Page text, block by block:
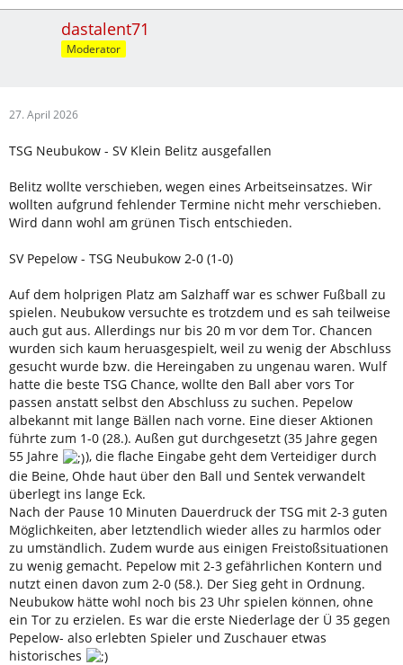
dastalent71
Moderator
27. April 2026
TSG Neubukow - SV Klein Belitz ausgefallen
Belitz wollte verschieben, wegen eines Arbeitseinsatzes. Wir
wollten aufgrund fehlender Termine nicht mehr verschieben.
Wird dann wohl am grünen Tisch entschieden.
SV Pepelow - TSG Neubukow 2-0 (1-0)
Auf dem holprigen Platz am Salzhaff war es schwer Fußball zu
spielen. Neubukow versuchte es trotzdem und es sah teilweise
auch gut aus. Allerdings nur bis 20 m vor dem Tor. Chancen
wurden sich kaum heruasgespielt, weil zu wenig der Abschluss
gesucht wurde bzw. die Hereingaben zu ungenau waren. Wulf
hatte die beste TSG Chance, wollte den Ball aber vors Tor
passen anstatt selbst den Abschluss zu suchen. Pepelow
albekannt mit lange Bällen nach vorne. Eine dieser Aktionen
führte zum 1-0 (28.). Außen gut durchgesetzt (35 Jahre gegen
55 Jahre
), die flache Eingabe geht dem Verteidiger durch
die Beine, Ohde haut über den Ball und Sentek verwandelt
überlegt ins lange Eck.
Nach der Pause 10 Minuten Dauerdruck der TSG mit 2-3 guten
Möglichkeiten, aber letztendlich wieder alles zu harmlos oder
zu umständlich. Zudem wurde aus einigen Freistoßsituationen
zu wenig gemacht. Pepelow mit 2-3 gefährlichen Kontern und
nutzt einen davon zum 2-0 (58.). Der Sieg geht in Ordnung.
Neubukow hätte wohl noch bis 23 Uhr spielen können, ohne
ein Tor zu erzielen. Es war die erste Niederlage der Ü 35 gegen
Pepelow- also erlebten Spieler und Zuschauer etwas
historisches